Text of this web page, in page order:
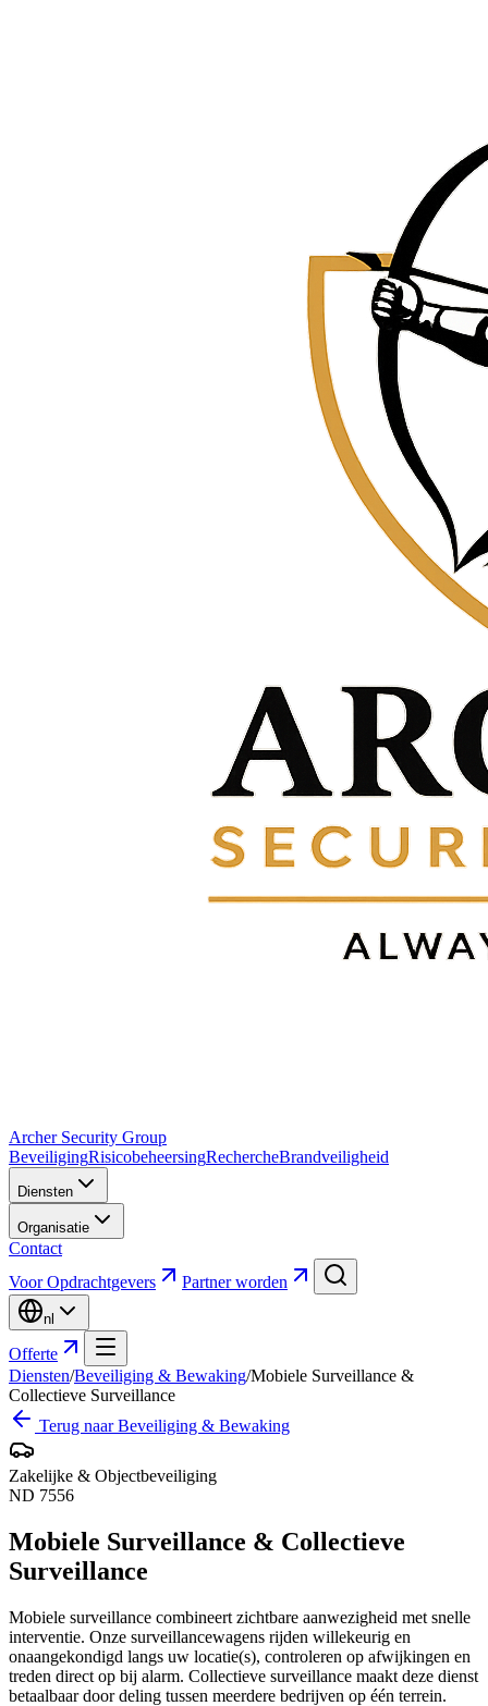
Archer Security Group
BeveiligingRisicobeheersingRechercheBrandveiligheid
Diensten
Organisatie
Contact
Voor Opdrachtgevers
Partner worden
nl
Offerte
Diensten/Beveiliging & Bewaking/Mobiele Surveillance &
Collectieve Surveillance
Terug naarBeveiliging & Bewaking
Zakelijke & Objectbeveiliging
ND 7556
Mobiele Surveillance & Collectieve
Surveillance
Mobiele surveillance combineert zichtbare aanwezigheid met snelle
interventie. Onze surveillancewagens rijden willekeurig en
onaangekondigd langs uw locatie(s), controleren op afwijkingen en
treden direct op bij alarm. Collectieve surveillance maakt deze dienst
betaalbaar door deling tussen meerdere bedrijven op één terrein.